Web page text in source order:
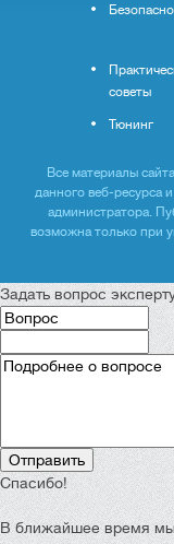
советы
Тюнинг
Все материалы
данного веб-ресурса
администратора.
возможна только при
Задать вопрос
Спасибо!
В ближайшее время